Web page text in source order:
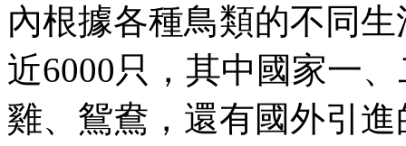
內根據各種鳥類的不同
近6000只，其中國家一
雞、鴛鴦，還有國外引